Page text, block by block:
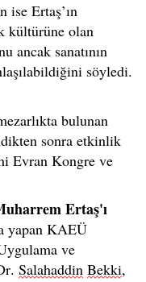
ise Ertaş’ın
kültürüne olan
ancak sanatının
söyledi.
bulunan
sonra etkinlik
Evran Kongre ve
Ertaş'ı
yapan KAEÜ
ve
Salahaddin Bekki,